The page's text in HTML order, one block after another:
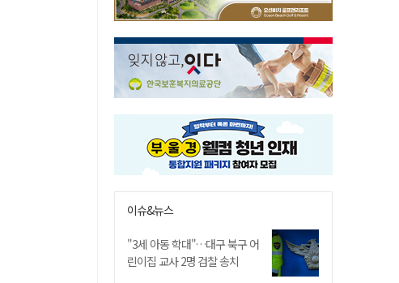
이슈&뉴스
"3세 아동 학대"…대구 북구 어
린이집 교사 2명 검찰 송치